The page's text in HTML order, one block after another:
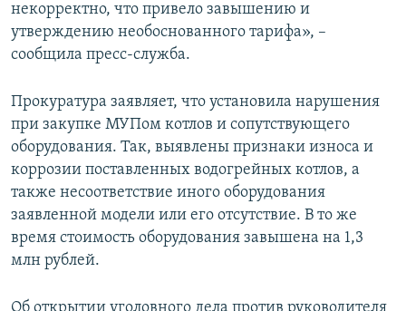
некорректно, что привело завышению и
утверждению необоснованного тарифа», –
сообщила пресс-служба.
Прокуратура заявляет, что установила нарушения
при закупке МУПом котлов и сопутствующего
оборудования. Так, выявлены признаки износа и
коррозии поставленных водогрейных котлов, а
также несоответствие иного оборудования
заявленной модели или его отсутствие. В то же
время стоимость оборудования завышена на 1,3
млн рублей.